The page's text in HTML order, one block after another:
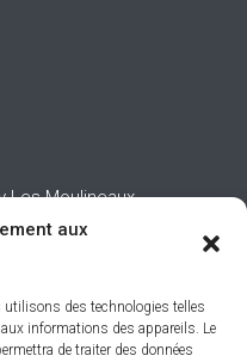
aux
utilisons des technologies telles
informations des appareils. Le
de traiter des données
Les-Moulineaux